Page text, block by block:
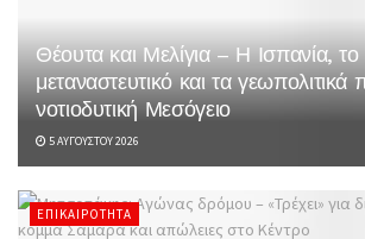
Θέουτα και Μελίγια – Η Ισπανία, το
μεταναστευτικό και τα γεωπολιτικά
νοτιοδυτική Μεσόγειο
5 ΑΥΓΟΎΣΤΟΥ 2026
ΕΠΙΚΑΙΡΌΤΗΤΑ